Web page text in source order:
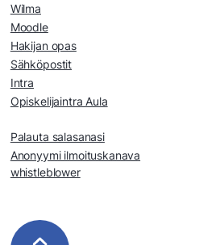
Wilma
Moodle
Hakijan opas
Sähköpostit
Intra
Opiskelijaintra Aula
Palauta salasanasi
Anonyymi ilmoituskanava
whistleblower